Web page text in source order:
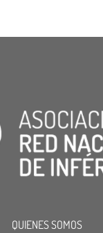
QUIENES SOMOS